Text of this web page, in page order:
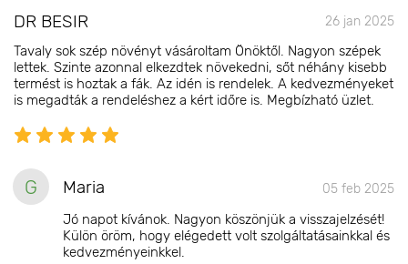
DR BESIR 26 jan 2025
Tavaly sok szép növényt vásároltam Önöktől. Nagyon szépek
lettek. Szinte azonnal elkezdtek növekedni, sőt néhány kisebb
termést is hoztak a fák. Az idén is rendelek. A kedvezményeket
is megadták a rendeléshez a kért időre is. Megbízható üzlet.
G Maria 05 feb 2025
Jó napot kívánok. Nagyon köszönjük a visszajelzését!
Külön öröm, hogy elégedett volt szolgáltatásainkkal és
kedvezményeinkkel.